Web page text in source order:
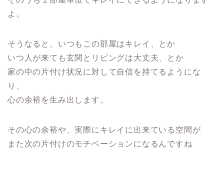
よ。
そうなると、いつもこの部屋はキレイ、とか
いつ人が来ても玄関とリビングは大丈夫、とか
家の中の片付け状況に対して自信を持てるようにな
り、
心の余裕を生み出します。
その心の余裕や、実際にキレイに出来ている空間が
また次の片付けのモチベーションになるんですね